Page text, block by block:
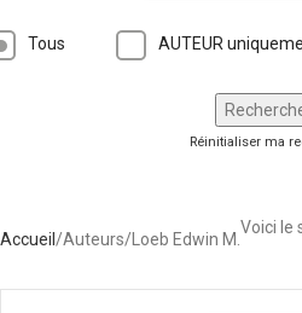
Tous AUTEUR
Réinitialiser ma
Accueil Auteurs Loeb Edwin M.
Voici le